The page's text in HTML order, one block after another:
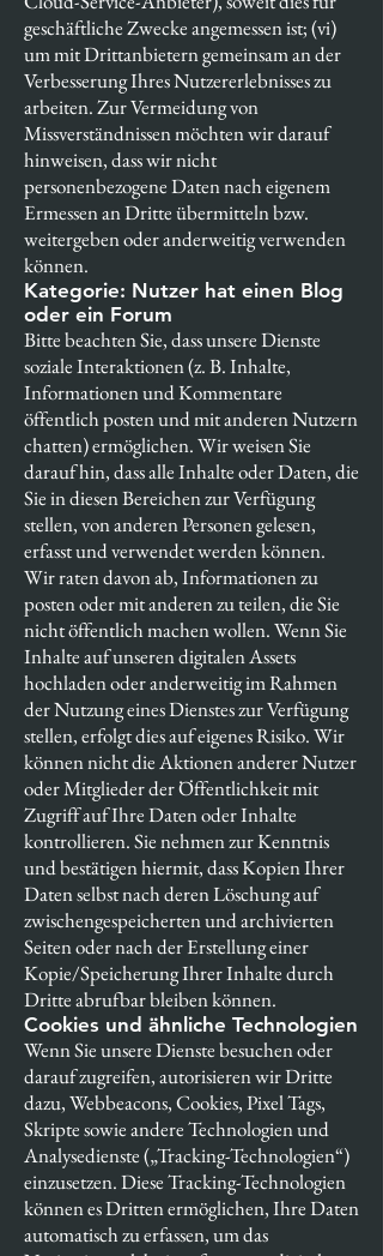
geschäftliche Zwecke angemessen ist; (vi)
um mit Drittanbietern gemeinsam an der
Verbesserung Ihres Nutzererlebnisses zu
arbeiten. Zur Vermeidung von
Missverständnissen möchten wir darauf
hinweisen, dass wir nicht
personenbezogene Daten nach eigenem
Ermessen an Dritte übermitteln bzw.
weitergeben oder anderweitig verwenden
können.
Kategorie: Nutzer hat einen Blog
oder ein Forum
Bitte beachten Sie, dass unsere Dienste
soziale Interaktionen (z. B. Inhalte,
Informationen und Kommentare
öffentlich posten und mit anderen Nutzern
chatten) ermöglichen. Wir weisen Sie
darauf hin, dass alle Inhalte oder Daten, die
Sie in diesen Bereichen zur Verfügung
stellen, von anderen Personen gelesen,
erfasst und verwendet werden können.
Wir raten davon ab, Informationen zu
posten oder mit anderen zu teilen, die Sie
nicht öffentlich machen wollen. Wenn Sie
Inhalte auf unseren digitalen Assets
hochladen oder anderweitig im Rahmen
der Nutzung eines Dienstes zur Verfügung
stellen, erfolgt dies auf eigenes Risiko. Wir
können nicht die Aktionen anderer Nutzer
oder Mitglieder der Öffentlichkeit mit
Zugriff auf Ihre Daten oder Inhalte
kontrollieren. Sie nehmen zur Kenntnis
und bestätigen hiermit, dass Kopien Ihrer
Daten selbst nach deren Löschung auf
zwischengespeicherten und archivierten
Seiten oder nach der Erstellung einer
Kopie/Speicherung Ihrer Inhalte durch
Dritte abrufbar bleiben können.
Cookies und ähnliche Technologien
Wenn Sie unsere Dienste besuchen oder
darauf zugreifen, autorisieren wir Dritte
dazu, Webbeacons, Cookies, Pixel Tags,
Skripte sowie andere Technologien und
Analysedienste („Tracking-Technologien“)
einzusetzen. Diese Tracking-Technologien
können es Dritten ermöglichen, Ihre Daten
automatisch zu erfassen, um das